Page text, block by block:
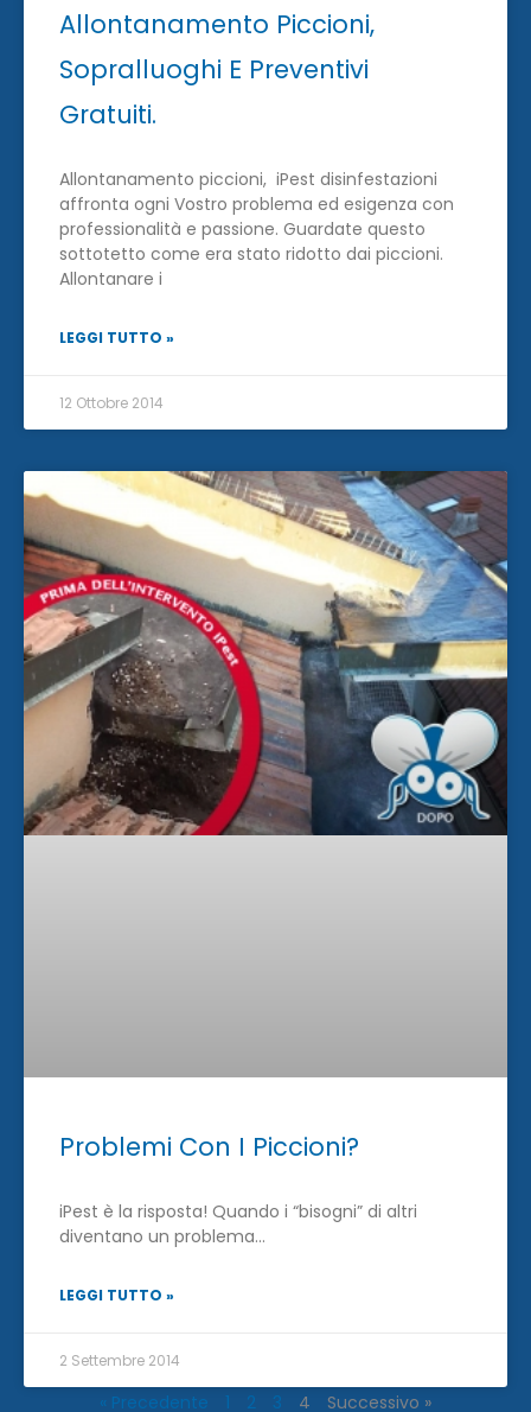
Allontanamento Piccioni,
Sopralluoghi E Preventivi
Gratuiti.
Allontanamento piccioni, iPest disinfestazioni
affronta ogni Vostro problema ed esigenza con
professionalità e passione. Guardate questo
sottotetto come era stato ridotto dai piccioni.
Allontanare i
LEGGI TUTTO »
12 Ottobre 2014
Problemi Con I Piccioni?
iPest è la risposta! Quando i “bisogni” di altri
diventano un problema…
LEGGI TUTTO »
2 Settembre 2014
« Precedente 1 2 3 4 Successivo »